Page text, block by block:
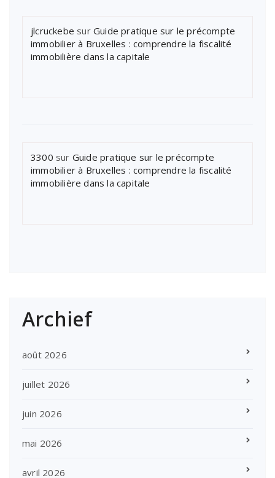
jlcruckebe sur Guide pratique sur le précompte
immobilier à Bruxelles : comprendre la fiscalité
immobilière dans la capitale
3300 sur Guide pratique sur le précompte
immobilier à Bruxelles : comprendre la fiscalité
immobilière dans la capitale
Archief
août 2026
juillet 2026
juin 2026
mai 2026
avril 2026